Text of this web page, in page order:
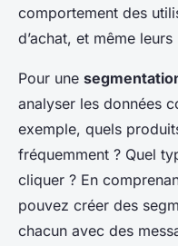
comportement des
d’achat, et même
Pour une
analyser les données
exemple, quels
fréquemment ? Quel
cliquer ? En
pouvez créer des
chacun avec des